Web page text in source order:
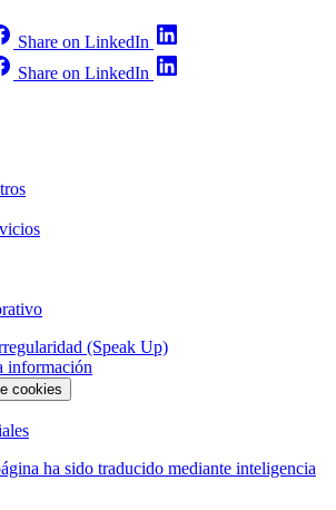
Share on LinkedIn
Share on LinkedIn
(Speak Up)
información
cookies
ha sido traducido mediante inteligencia